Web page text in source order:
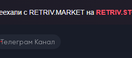
Телеграм Канал